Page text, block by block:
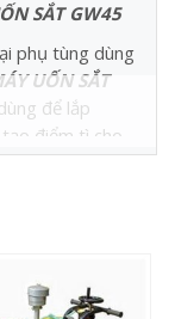
SẮT GW45
phụ tùng dùng
UỐN SẮT
để lắp
điểm tì cho
GW45được
nên được sử